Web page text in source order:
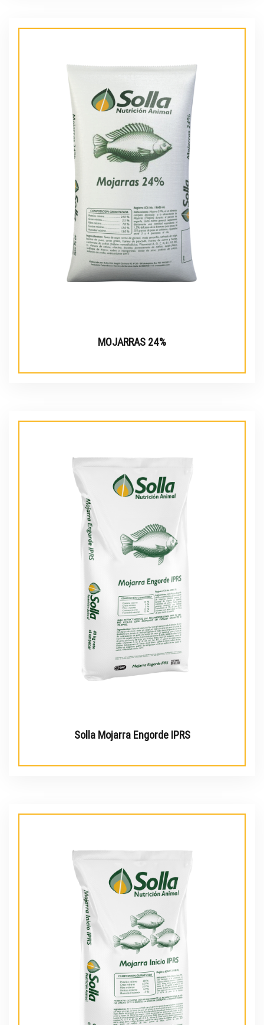
MOJARRAS 24%
Solla Mojarra Engorde IPRS